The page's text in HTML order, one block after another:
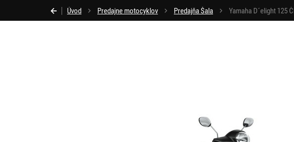
Úvod Predajne motocyklov Predajňa Šala Yamaha D´elight 125